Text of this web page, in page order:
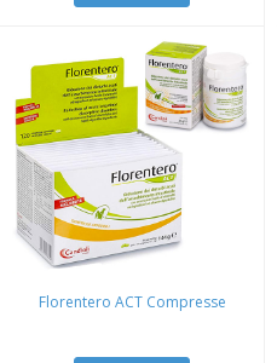
Florentero ACT Compresse